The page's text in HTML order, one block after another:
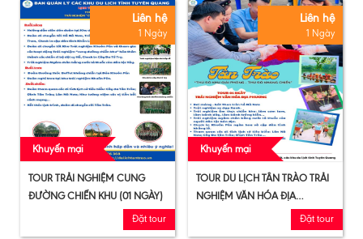
Khuyến mại
Liên hệ
1 Ngày
TOUR TRẢI NGHIỆM CUNG
ĐƯỜNG CHIẾN KHU (01 NGÀY)
Đặt tour
Khuyến mại
Liên hệ
1 Ngày
TOUR DU LỊCH TÂN TRÀO TRẢI
NGHIỆM VĂN HÓA ĐỊA
PHƯƠNG (LÀM CƠM LAM,
BÁNH GIÀY, BÁNH TRỨNG
Đặt tour